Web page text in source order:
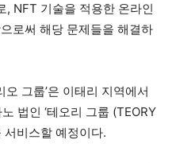
, NFT 기술을 적용한 온라인
로써 해당 문제들을 해결하
그룹’은 이태리 지역에서
법인 ‘테오리 그룹 (TEORY
서비스할 예정이다.